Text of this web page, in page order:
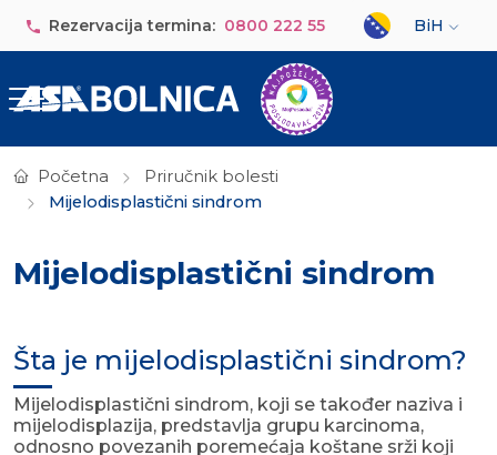
Rezervacija termina: 0800 222 55
Select your
BiH
Početna
Priručnik bolesti
Mijelodisplastični sindrom
Mijelodisplastični sindrom
Šta je mijelodisplastični sindrom?
Mijelodisplastični sindrom, koji se također naziva i
mijelodisplazija, predstavlja grupu karcinoma,
odnosno povezanih poremećaja koštane srži koji